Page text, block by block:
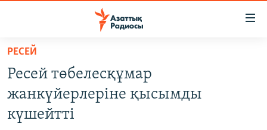
Skip
main
content
to
ЖАҢАЛЫҚТАР
AZATTYQTV
РЕСЕЙ
Ресей төбелесқұмар
жанкүйерлеріне қысымды
күшейтті